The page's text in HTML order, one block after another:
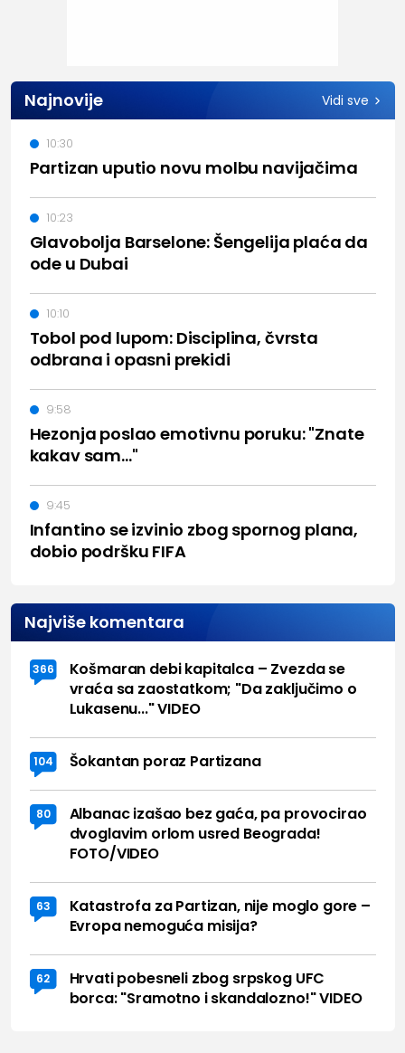
Najnovije Vidi sve
Partizan uputio novu molbu navijačima
10:30
Glavobolja Barselone: Šengelija plaća da
ode u Dubai
10:23
Tobol pod lupom: Disciplina, čvrsta
odbrana i opasni prekidi
10:10
Hezonja poslao emotivnu poruku: "Znate
kakav sam..."
9:58
Infantino se izvinio zbog spornog plana,
dobio podršku FIFA
9:45
Najviše komentara
366
Košmaran debi kapitalca – Zvezda se
vraća sa zaostatkom; "Da zaključimo o
Lukasenu..." VIDEO
104 Šokantan poraz Partizana
80
Albanac izašao bez gaća, pa provocirao
dvoglavim orlom usred Beograda!
FOTO/VIDEO
63
Katastrofa za Partizan, nije moglo gore –
Evropa nemoguća misija?
62
Hrvati pobesneli zbog srpskog UFC
borca: "Sramotno i skandalozno!" VIDEO